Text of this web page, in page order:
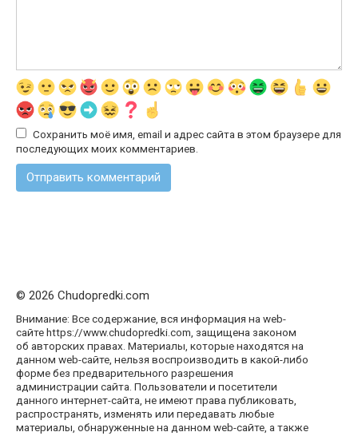
Сохранить моё имя, email и адрес сайта в этом браузере для
последующих моих комментариев.
© 2026 Chudopredki.com
Внимание: Все содержание, вся информация на web-
сайте https://www.chudopredki.com, защищена законом
об авторских правах. Материалы, которые находятся на
данном web-сайте, нельзя воспроизводить в какой-либо
форме без предварительного разрешения
администрации сайта. Пользователи и посетители
данного интернет-сайта, не имеют права публиковать,
распространять, изменять или передавать любые
материалы, обнаруженные на данном web-сайте, а также